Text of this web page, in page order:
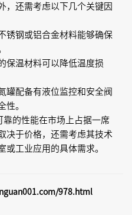
，还需考虑以下几个关键因
锈钢或铝合金材料能够确保
保温材料可以降低温度损
罐配备有液位监控和安全阀
性。
靠的性能在市场上占据一席
决于价格，还需考虑其技术
或工业应用的具体需求。
978.html